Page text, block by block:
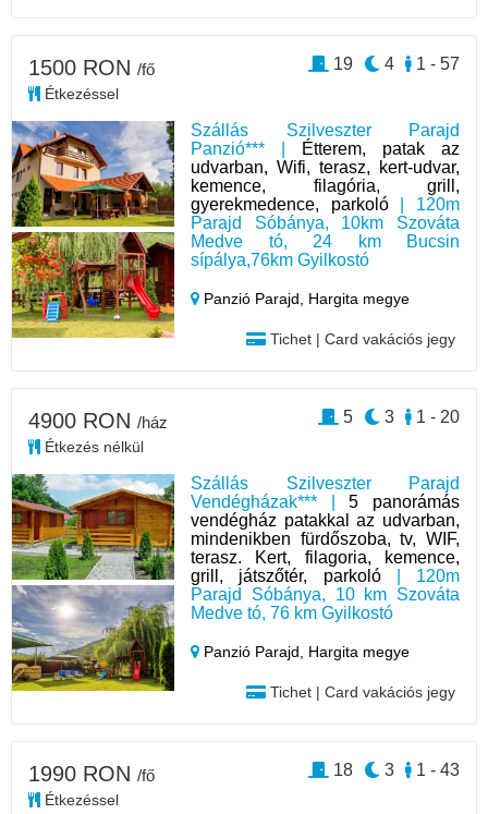
Szállás Szilveszter Parajd
Panzió*** |
Étterem, patak az
udvarban, Wifi, terasz, kert-udvar,
kemence, filagória, grill,
gyerekmedence, parkoló| 120m
Parajd Sóbánya, 10km Szováta
Medve tó, 24 km Bucsin
sípálya,76km Gyilkostó
Panzió Parajd, Hargita megye
Tichet | Card vakációs jegy
1500 RON /fő
Étkezéssel
1 - 57
4
19
Szállás Szilveszter Parajd
Vendégházak*** |5 panorámás
vendégház patakkal az udvarban,
mindenikben fürdőszoba, tv, WIF,
terasz. Kert, filagoria, kemence,
grill, játszőtér, parkoló| 120m
Parajd Sóbánya, 10 km Szováta
Medve tó, 76 km Gyilkostó
Panzió Parajd, Hargita megye
Tichet | Card vakációs jegy
4900 RON /ház
Étkezés nélkül
1 - 20
3
5
1990 RON /fő
Étkezéssel
1 - 43
3
18